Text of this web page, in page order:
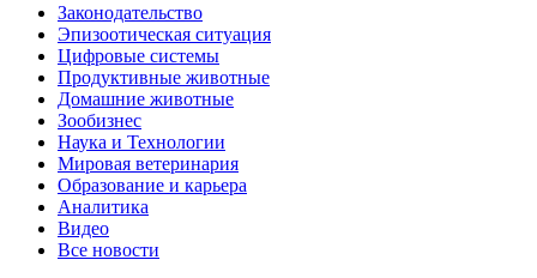
Законодательство
Эпизоотическая ситуация
Цифровые системы
Продуктивные животные
Домашние животные
Зообизнес
Наука и Технологии
Мировая ветеринария
Образование и карьера
Аналитика
Видео
Все новости